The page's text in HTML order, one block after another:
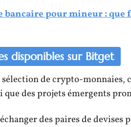
bancaire pour mineur : que
disponibles sur Bitget
de crypto-monnaies,
que des projets émergents
des paires de devises